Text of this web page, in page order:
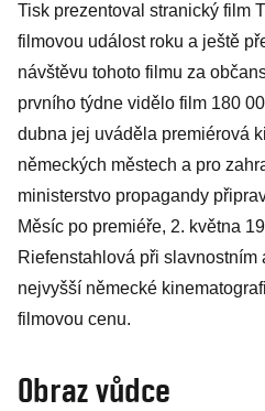
Tisk prezentoval stranický film
filmovou událost roku a ještě
návštěvu tohoto filmu za
prvního týdne vidělo film 180
dubna jej uváděla premiérová
německých městech a pro
ministerstvo propagandy
Měsíc po premiéře, 2. května
Riefenstahlová při slavnostním
nejvyšší německé
filmovou cenu.
Obraz vůdce